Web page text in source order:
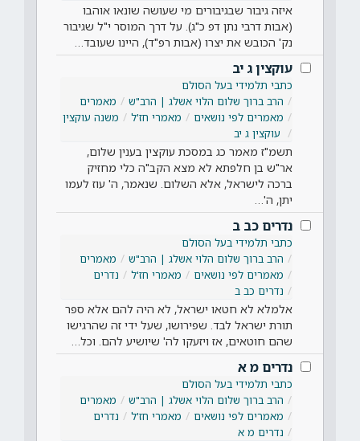
איזה גיבור שבגיבורים מי שעושה שונאו אוהבו
(אבות דרבי נתן דפ כ"ג). על דרך המוסר י"ל שגיבור
נק' הכובש את יצרו (אבות רפ"ד), היינו שעובד…
עוקצין ג יב
כתבי תלמידי בעל הסולם
הרב ברוך שלום הלוי אשלג | הרב"ש
מאמרים
מאמרים לפי נושאים
מאמרי חז'ל
משנה עוקצין
עוקצין ג יב
תשמ"ז מאמר כג במסכת עוקצין בענין שלום,
אר"ש בן חלפתא לא מצא הקב"ה כלי מחזיק
ברכה לישראל, אלא השלום. שנאמר, ה' עוז לעמו
יתן, ה'…
נדרים כב ב
כתבי תלמידי בעל הסולם
הרב ברוך שלום הלוי אשלג | הרב"ש
מאמרים
מאמרים לפי נושאים
מאמרי חז'ל
נדרים
נדרים כב ב
אלמלא לא חטאו ישראל, לא היה להם אלא ספר
תורת ישראל לבד. שפירושו, שעל ידי זה שהרגישו
שהם חוטאים, אז ויזעקו לה' שיושיע להם. וכל…
נדרים מ א
כתבי תלמידי בעל הסולם
הרב ברוך שלום הלוי אשלג | הרב"ש
מאמרים
מאמרים לפי נושאים
מאמרי חז'ל
נדרים
נדרים מ א